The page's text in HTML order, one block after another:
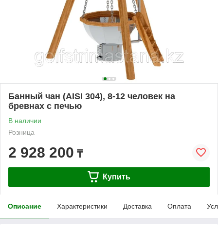
Банный чан (AISI 304), 8-12 человек на
бревнах с печью
В наличии
Розница
2 928 200 ₸
Купить
Описание Характеристики Доставка Оплата